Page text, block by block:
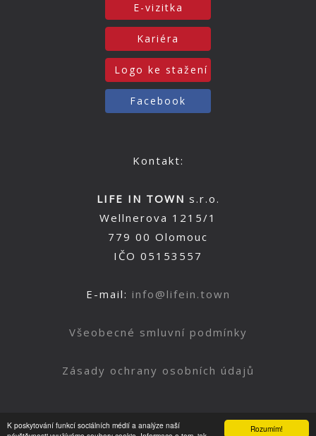
Rozumím!
K poskytování funkcí sociálních médií a analýze naší
E-vizitka
Kariéra
Logo ke stažení
Facebook
Kontakt:
LIFE IN TOWN s.r.o.
Wellnerova 1215/1
779 00 Olomouc
IČO 05153557
E-mail: info@lifein.town
Všeobecné smluvní podmínky
Zásady ochrany osobních údajů